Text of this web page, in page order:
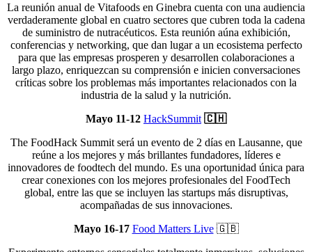
La reunión anual de Vitafoods en Ginebra cuenta con una audiencia
verdaderamente global en cuatro sectores que cubren toda la cadena
de suministro de nutracéuticos. Esta reunión aúna exhibición,
conferencias y networking, que dan lugar a un ecosistema perfecto
para que las empresas prosperen y desarrollen colaboraciones a
largo plazo, enriquezcan su comprensión e inicien conversaciones
críticas sobre los problemas más importantes relacionados con la
industria de la salud y la nutrición.
Mayo 11-12 HackSummit 🇨🇭
The FoodHack Summit será un evento de 2 días en Lausanne, que
reúne a los mejores y más brillantes fundadores, líderes e
innovadores de foodtech del mundo. Es una oportunidad única para
crear conexiones con los mejores profesionales del FoodTech
global, entre las que se incluyen las startups más disruptivas,
acompañadas de sus innovaciones.
Mayo 16-17 Food Matters Live🇬🇧